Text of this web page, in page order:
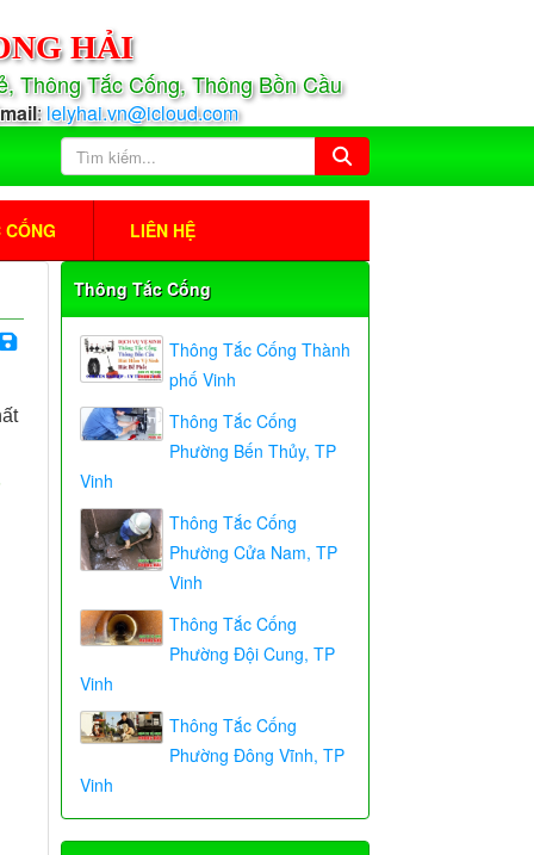
HẢI
Thông Tắc Cống, Thông Bồn Cầu
:lelyhai.vn@icloud.com
CỐNG LIÊN HỆ
Thông Tắc Cống
Thông Tắc Cống Thành
phố Vinh
Thông Tắc Cống
Phường Bến Thủy, TP
Vinh
Thông Tắc Cống
Phường Cửa Nam, TP
Vinh
Thông Tắc Cống
Phường Đội Cung, TP
Vinh
Thông Tắc Cống
Phường Đông Vĩnh, TP
Vinh